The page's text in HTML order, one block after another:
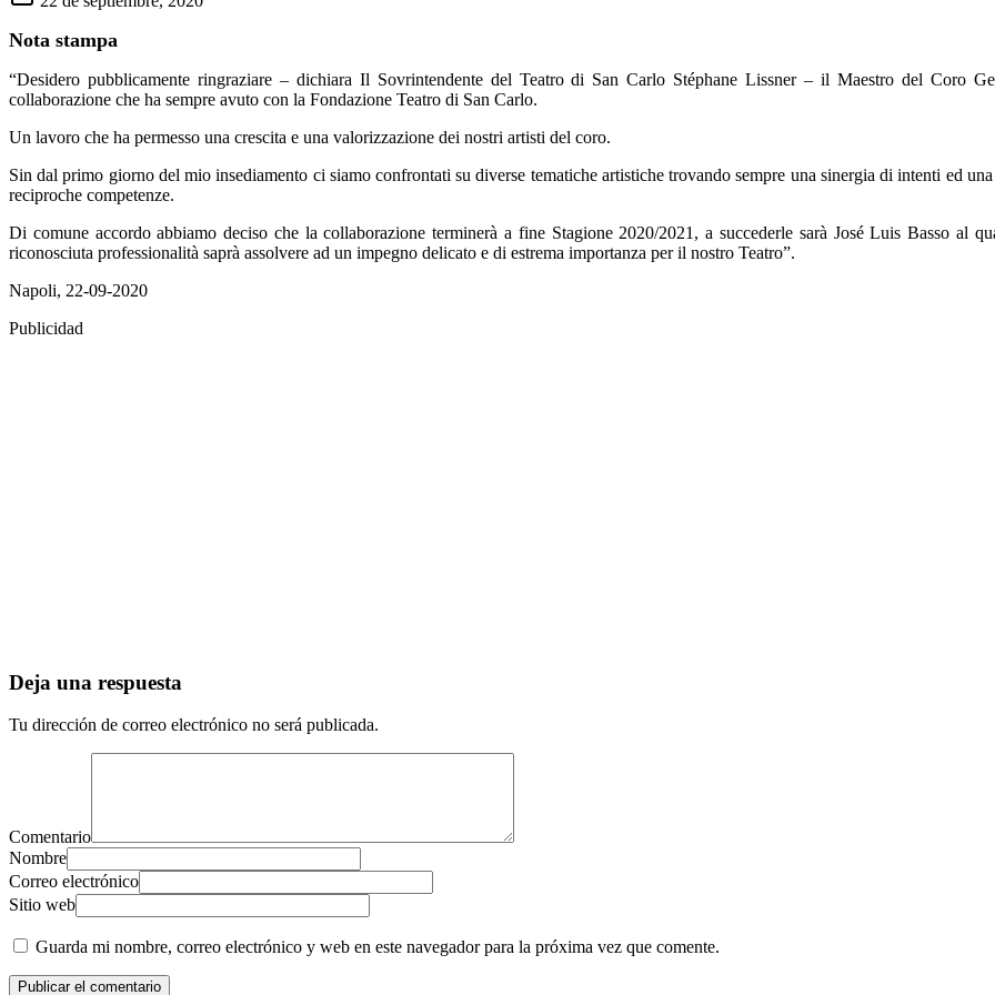
Nota stampa
“Desidero pubblicamente ringraziare – dichiara Il Sovrintendente del Teatro di San Carlo Stéphane Lissner – il Maestro del Coro
collaborazione che ha sempre avuto con la Fondazione Teatro di San Carlo.
Un lavoro che ha permesso una crescita e una valorizzazione dei nostri artisti del coro.
Sin dal primo giorno del mio insediamento ci siamo confrontati su diverse tematiche artistiche trovando sempre una sinergia di intenti ed
reciproche competenze.
Di comune accordo abbiamo deciso che la collaborazione terminerà a fine Stagione 2020/2021, a succederle sarà José Luis Basso al
riconosciuta professionalità saprà assolvere ad un impegno delicato e di estrema importanza per il nostro Teatro”.
Napoli, 22-09-2020
Publicidad
Deja una respuesta
Tu dirección de correo electrónico no será publicada.
Comentario
Nombre
Correo electrónico
Sitio web
Guarda mi nombre, correo electrónico y web en este navegador para la próxima vez que comente.